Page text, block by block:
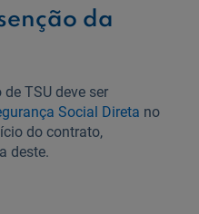
da
TSU deve ser
Social Direta no
do contrato,
deste.